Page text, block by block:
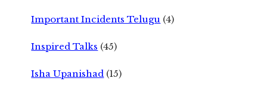
Important Incidents Telugu (4)
Inspired Talks (45)
Isha Upanishad (15)